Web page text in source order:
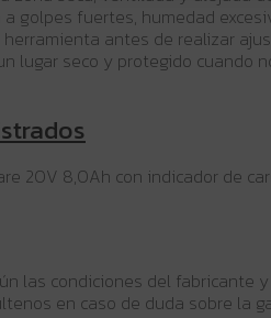
golpes fuertes, humedad
antes de realizar
lugar seco y protegido cuando
20V 8,0Ah con indicador de
las condiciones del fabricante
en caso de duda sobre la